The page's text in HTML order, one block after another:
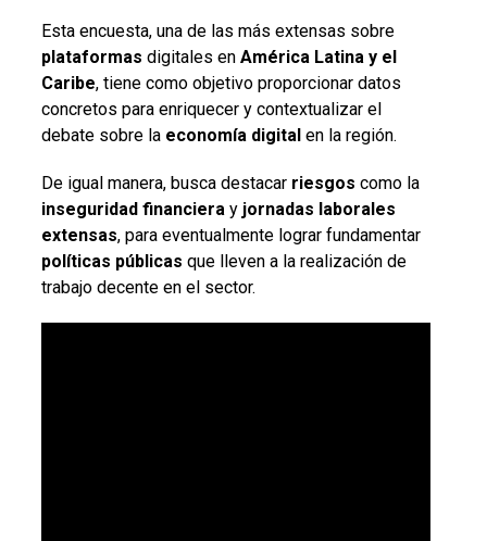
Esta encuesta, una de las más extensas sobre
plataformas digitales en América Latina y el
Caribe, tiene como objetivo proporcionar datos
concretos para enriquecer y contextualizar el
debate sobre la economía digitalen la región.
De igual manera, busca destacar riesgos como la
inseguridad financiera y jornadas laborales
extensas, para eventualmente lograr fundamentar
políticas públicas que lleven a la realización de
trabajo decente en el sector.